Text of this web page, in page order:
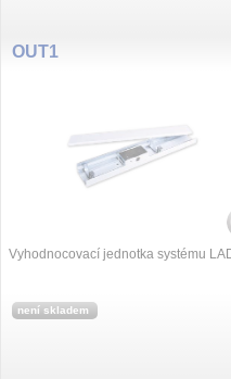
OUT1
Vyhodnocovací jednotka systému
není skladem